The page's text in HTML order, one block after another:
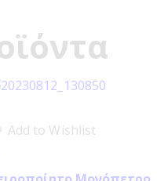
Add to Wishlist